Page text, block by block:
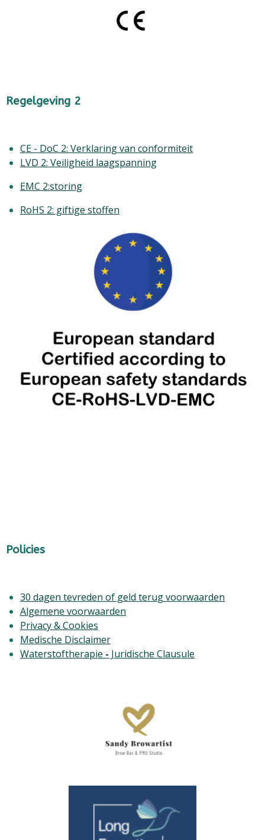
Regelgeving 2
CE - DoC 2: Verklaring van conformiteit
LVD 2: Veiligheid laagspanning
EMC 2:storing
RoHS 2: giftige stoffen
Policies
30 dagen tevreden of geld terug voorwaarden
Algemene voorwaarden
Privacy & Cookies
Medische Disclaimer
Waterstoftherapie - Juridische Clausule